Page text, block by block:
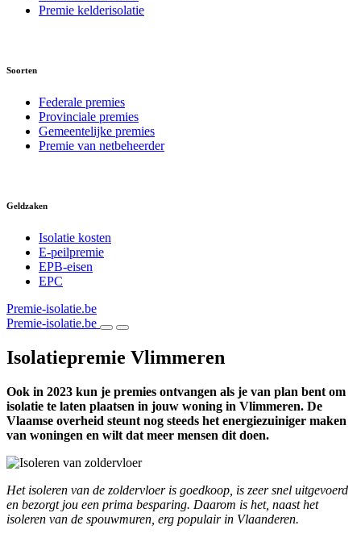
Premie kelderisolatie
Soorten
Federale premies
Provinciale premies
Gemeentelijke premies
Premie van netbeheerder
Geldzaken
Isolatie kosten
E-peilpremie
EPB-eisen
EPC
Premie-isolatie.be
Premie-isolatie.be
Isolatiepremie Vlimmeren
Ook in 2023 kun je premies ontvangen als je van plan bent om
isolatie te laten plaatsen in jouw woning in Vlimmeren. De
Vlaamse overheid steunt nog steeds het energiezuiniger maken
van woningen en wilt dat meer mensen dit doen.
Het isoleren van de zoldervloer is goedkoop, is zeer snel uitgevoerd
en bezorgt jou een prima besparing. Daarom is het, naast het
isoleren van de spouwmuren, erg populair in Vlaanderen.